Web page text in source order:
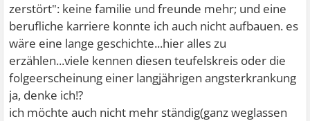
zerstört": keine familie und freunde mehr; und eine
berufliche karriere konnte ich auch nicht aufbauen. es
wäre eine lange geschichte...hier alles zu
erzählen...viele kennen diesen teufelskreis oder die
folgeerscheinung einer langjährigen angsterkrankung
ja, denke ich!?
ich möchte auch nicht mehr ständig(ganz weglassen